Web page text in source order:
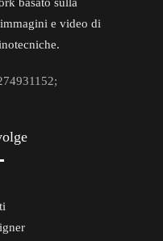
e video di